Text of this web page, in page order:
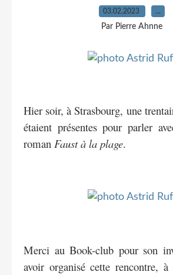
03.02.2023 …
Par Pierre Ahnne
Hier soir, à Strasbourg, une
étaient présentes pour parler
roman Faust à la plage.
Merci au Book-club pour son
avoir organisé cette rencontre, à